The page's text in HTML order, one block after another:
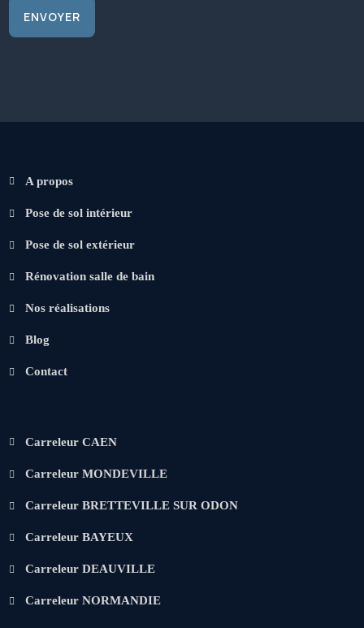
A propos
Pose de sol intérieur
Pose de sol extérieur
Rénovation salle de bain
Nos réalisations
Blog
Contact
Carreleur CAEN
Carreleur MONDEVILLE
Carreleur BRETTEVILLE SUR ODON
Carreleur BAYEUX
Carreleur DEAUVILLE
Carreleur NORMANDIE